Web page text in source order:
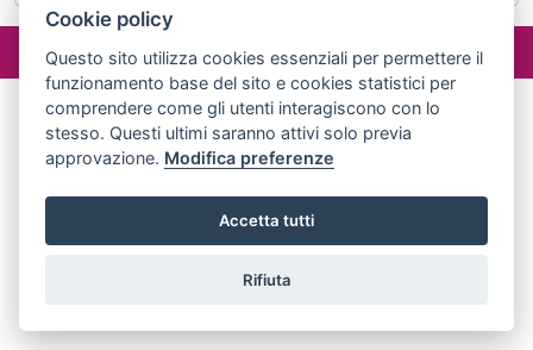
02029690472
Cookie policy
Questo sito utilizza cookies essenziali per permettere il
funzionamento base del sito e cookies statistici per
comprendere come gli utenti interagiscono con lo
stesso. Questi ultimi saranno attivi solo previa
approvazione. Modifica preferenze
Accetta tutti
Rifiuta